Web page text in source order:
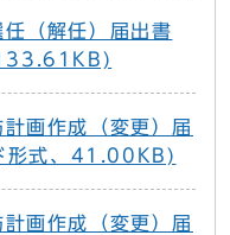
（解任）届出書
画作成（変更）届
形式、41.00KB)
画作成（変更）届